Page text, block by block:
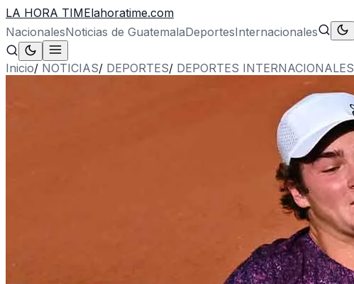
LA HORA TIMElahoratime.com
NacionalesNoticias de GuatemalaDeportesInternacionales
Inicio/ NOTICIAS/ DEPORTES/ DEPORTES INTERNACIONALES